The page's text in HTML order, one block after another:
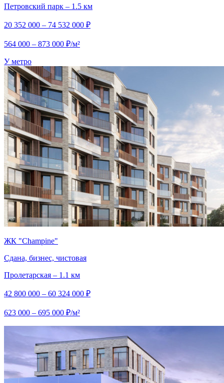
Петровский парк – 1.5 км
20 352 000 – 74 532 000 ₽
564 000 – 873 000 ₽/м²
У метро
ЖК "Champine"
Сдана, бизнес, чистовая
Пролетарская – 1.1 км
42 800 000 – 60 324 000 ₽
623 000 – 695 000 ₽/м²